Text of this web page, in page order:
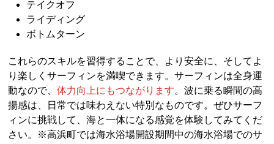
テイクオフ
ライディング
ボトムターン
これらのスキルを習得することで、より安全に、そしてよ
り楽しくサーフィンを満喫できます。サーフィンは全身運
動なので、体力向上にもつながります。波に乗る瞬間の高
揚感は、日常では味わえない特別なものです。ぜひサーフ
ィンに挑戦して、海と一体になる感覚を体験してみてくだ
さい。※高浜町では海水浴場開設期間中の海水浴場でのサ